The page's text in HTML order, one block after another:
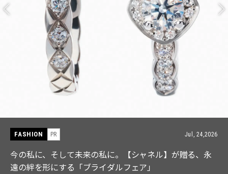
FASHION PR Jul, 24,2026
今の私に、そして未来の私に。【シャネル】が贈る、永
遠の絆を形にする「ブライダルフェア」